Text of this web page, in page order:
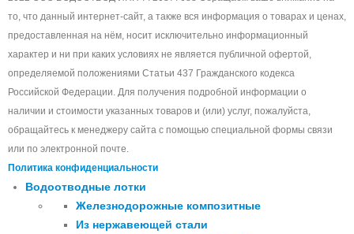
то, что данный интернет-сайт, а также вся информация о товарах и ценах,
предоставленная на нём, носит исключительно информационный
характер и ни при каких условиях не является публичной офертой,
определяемой положениями Статьи 437 Гражданского кодекса
Российской Федерации. Для получения подробной информации о
наличии и стоимости указанных товаров и (или) услуг, пожалуйста,
обращайтесь к менеджеру сайта с помощью специальной формы связи
или по электронной почте.
Политика конфиденциальности
Водоотводные лотки
Железнодорожные композитные
Из нержавеющей стали